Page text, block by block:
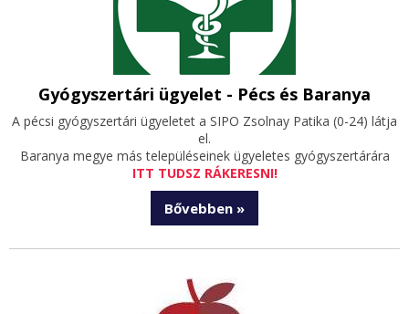
Gyógyszertári ügyelet - Pécs és Baranya
A pécsi gyógyszertári ügyeletet a SIPO Zsolnay Patika (0-24) látja
el.
Baranya megye más településeinek ügyeletes gyógyszertárára
ITT TUDSZ RÁKERESNI!
Bővebben »